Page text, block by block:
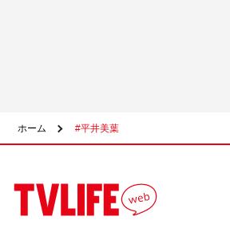
ホーム #平井美葉